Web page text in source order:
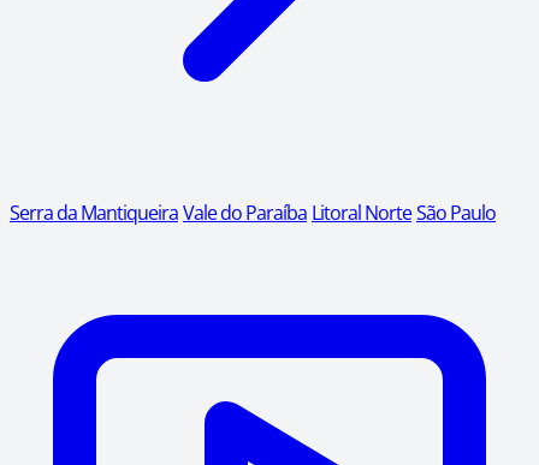
Serra da MantiqueiraVale do Paraíba Litoral NorteSão Paulo